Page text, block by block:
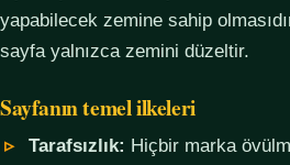
yapabilecek zemine sahip
sayfa yalnızca zemini düzeltir.
Sayfanın temel ilkeleri
Tarafsızlık: Hiçbir marka